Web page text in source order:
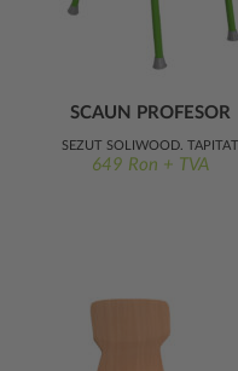
SCAUN PROFESOR
BOGDAN ERGO
ȘEZUT SOLIWOOD, TAPIȚAT
649 Ron + TVA